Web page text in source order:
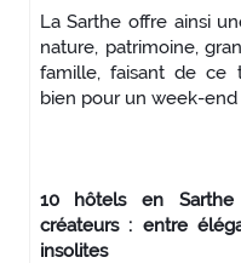
La Sarthe offre ainsi
nature, patrimoine,
famille, faisant de ce
bien pour un week-
10 hôtels en
créateurs : entre
insolites